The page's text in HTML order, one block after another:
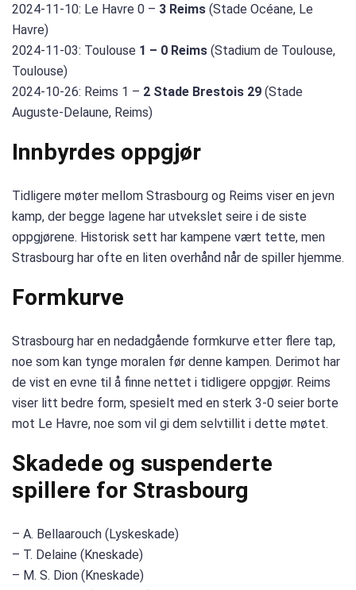
2024-11-10: Le Havre 0 – 3 Reims (Stade Océane, Le
Havre)
2024-11-03: Toulouse 1 – 0 Reims (Stadium de Toulouse,
Toulouse)
2024-10-26: Reims 1 – 2 Stade Brestois 29 (Stade
Auguste-Delaune, Reims)
Innbyrdes oppgjør
Tidligere møter mellom Strasbourg og Reims viser en jevn
kamp, der begge lagene har utvekslet seire i de siste
oppgjørene. Historisk sett har kampene vært tette, men
Strasbourg har ofte en liten overhånd når de spiller hjemme.
Formkurve
Strasbourg har en nedadgående formkurve etter flere tap,
noe som kan tynge moralen før denne kampen. Derimot har
de vist en evne til å finne nettet i tidligere oppgjør. Reims
viser litt bedre form, spesielt med en sterk 3-0 seier borte
mot Le Havre, noe som vil gi dem selvtillit i dette møtet.
Skadede og suspenderte
spillere for Strasbourg
– A. Bellaarouch (Lyskeskade)
– T. Delaine (Kneskade)
– M. S. Dion (Kneskade)